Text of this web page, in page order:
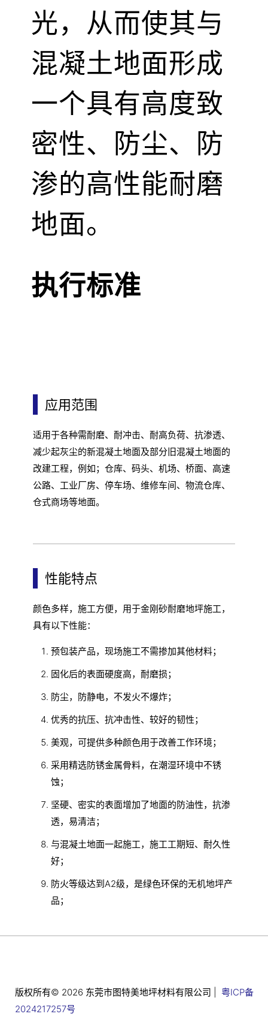
光，从而使其与
混凝土地面形成
一个具有高度致
密性、防尘、防
渗的高性能耐磨
地面。
执行标准
应用范围
适用于各种需耐磨、耐冲击、耐高负荷、抗渗透、
减少起灰尘的新混凝土地面及部分旧混凝土地面的
改建工程，例如；仓库、码头、机场、桥面、高速
公路、工业厂房、停车场、维修车间、物流仓库、
仓式商场等地面。
性能特点
颜色多样，施工方便，用于金刚砂耐磨地坪施工，
具有以下性能：
预包装产品，现场施工不需掺加其他材料；
固化后的表面硬度高，耐磨损；
防尘，防静电，不发火不爆炸；
优秀的抗压、抗冲击性、较好的韧性；
美观，可提供多种颜色用于改善工作环境；
采用精选防锈金属骨料，在潮湿环境中不锈
蚀；
坚硬、密实的表面增加了地面的防油性，抗渗
透，易清洁；
与混凝土地面一起施工，施工工期短、耐久性
好；
防火等级达到A2级，是绿色环保的无机地坪产
品；
版权所有© 2026 东莞市图特美地坪材料有限公司 |粤ICP备
2024217257号